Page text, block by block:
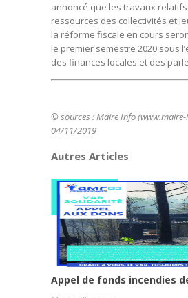
annoncé que les travaux
ressources des collectivités et
la réforme fiscale en cours
le premier semestre 2020 sous
des finances locales et des
© sources : Maire Info (
04/11/2019
Autres Articles
Appel de fonds incendies